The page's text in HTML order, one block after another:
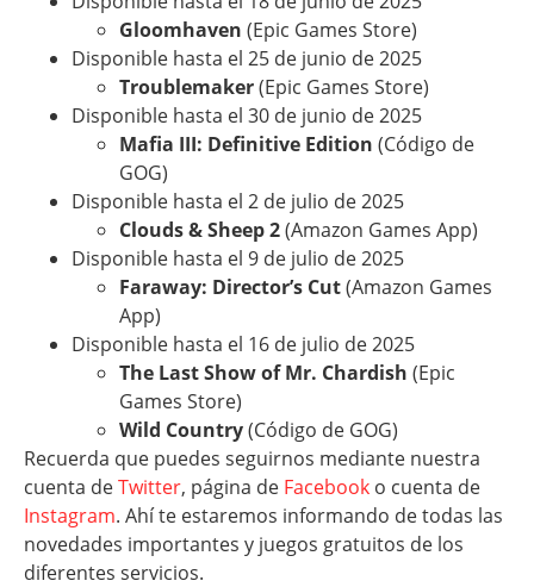
Gloomhaven (Epic Games Store)
Disponible hasta el 25 de junio de 2025
Troublemaker(Epic Games Store)
Disponible hasta el 30 de junio de 2025
Mafia III: Definitive Edition (Código de
GOG)
Disponible hasta el 2 de julio de 2025
Clouds & Sheep 2(Amazon Games App)
Disponible hasta el 9 de julio de 2025
Faraway: Director’s Cut(Amazon Games
App)
Disponible hasta el 16 de julio de 2025
The Last Show of Mr. Chardish (Epic
Games Store)
Wild Country(Código de GOG)
Recuerda que puedes seguirnos mediante nuestra
cuenta deTwitter, página de Facebook o cuenta de
Instagram. Ahí te estaremos informando de todas las
novedades importantes y juegos gratuitos de los
diferentes servicios.